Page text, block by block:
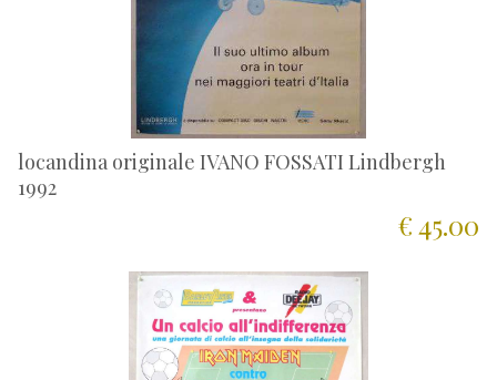
locandina originale IVANO FOSSATI Lindbergh
1992
€ 45.00